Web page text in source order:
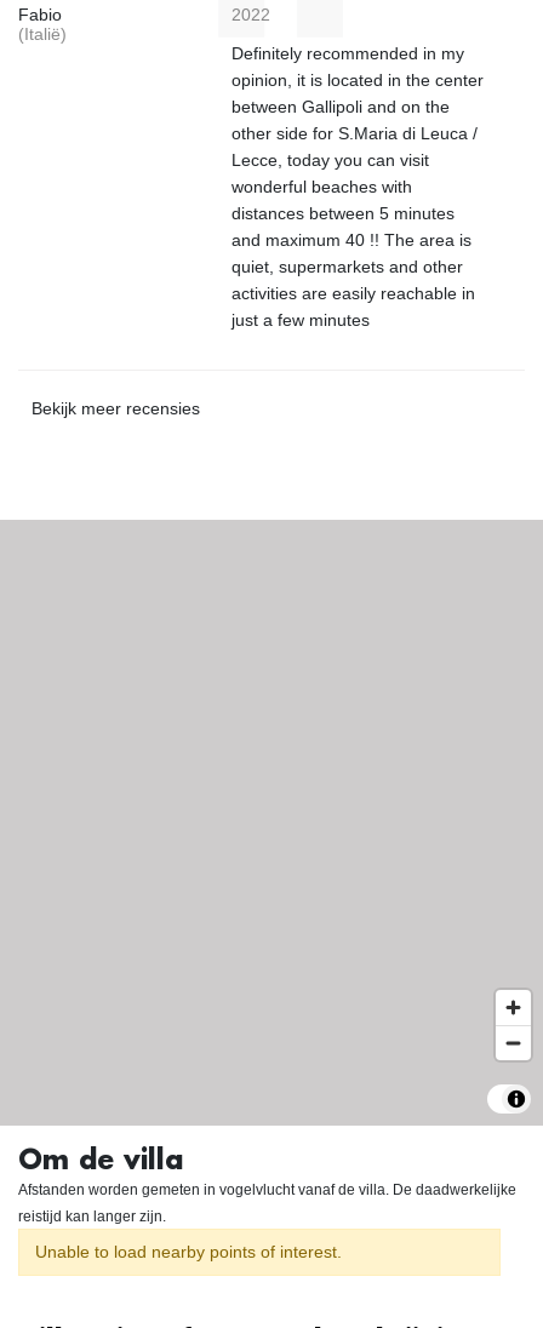
Fabio
(Italië)
2022
Definitely recommended in my
opinion, it is located in the center
between Gallipoli and on the
other side for S.Maria di Leuca /
Lecce, today you can visit
wonderful beaches with
distances between 5 minutes
and maximum 40 !! The area is
quiet, supermarkets and other
activities are easily reachable in
just a few minutes
Bekijk meer recensies
Om de villa
Afstanden worden gemeten in vogelvlucht vanaf de villa. De daadwerkelijke
reistijd kan langer zijn.
Unable to load nearby points of interest.